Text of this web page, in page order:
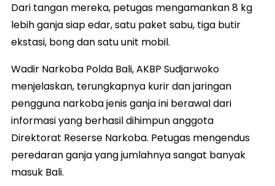
Dari tangan mereka, petugas mengamankan 8 kg
lebih ganja siap edar, satu paket sabu, tiga butir
ekstasi, bong dan satu unit mobil.
Wadir Narkoba Polda Bali, AKBP Sudjarwoko
menjelaskan, terungkapnya kurir dan jaringan
pengguna narkoba jenis ganja ini berawal dari
informasi yang berhasil dihimpun anggota
Direktorat Reserse Narkoba. Petugas mengendus
peredaran ganja yang jumlahnya sangat banyak
masuk Bali.